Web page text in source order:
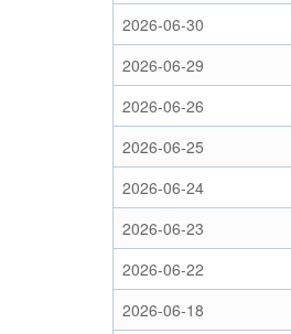
2026-06-30
2026-06-29
2026-06-26
2026-06-25
2026-06-24
2026-06-23
2026-06-22
2026-06-18